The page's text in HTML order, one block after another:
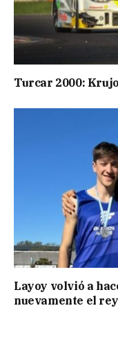
Turcar 2000:
Layoy volvió a
nuevamente el